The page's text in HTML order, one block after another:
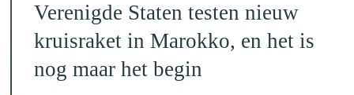
Verenigde Staten testen nieuw
kruisraket in Marokko, en het is
nog maar het begin